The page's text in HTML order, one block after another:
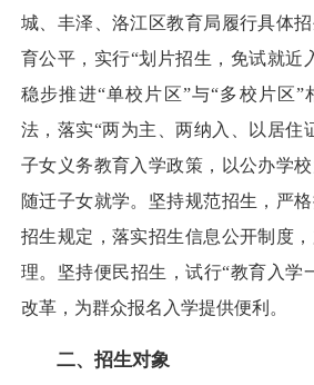
城、丰泽、洛江区教育局履行具体
育公平，实行“划片招生，免试就近
稳步推进“单校片区”与“多校片区”
法，落实“两为主、两纳入、以居住
子女义务教育入学政策，以公办学
随迁子女就学。坚持规范招生，严
招生规定，落实招生信息公开制度
理。坚持便民招生，试行“教育入学
改革，为群众报名入学提供便利。
二、招生对象